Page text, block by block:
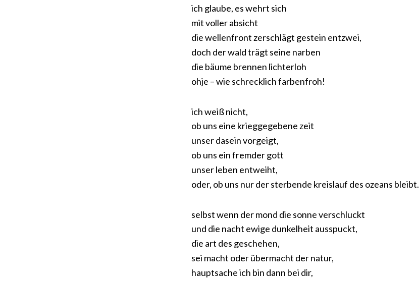
ich glaube, es wehrt sich
mit voller absicht
die wellenfront zerschlägt gestein entzwei,
doch der wald trägt seine narben
die bäume brennen lichterloh
ohje – wie schrecklich farbenfroh!
ich weiß nicht,
ob uns eine krieggegebene zeit
unser dasein vorgeigt,
ob uns ein fremder gott
unser leben entweiht,
oder, ob uns nur der sterbende kreislauf des ozeans bleibt.
selbst wenn der mond die sonne verschluckt
und die nacht ewige dunkelheit ausspuckt,
die art des geschehen,
sei macht oder übermacht der natur,
hauptsache ich bin dann bei dir,